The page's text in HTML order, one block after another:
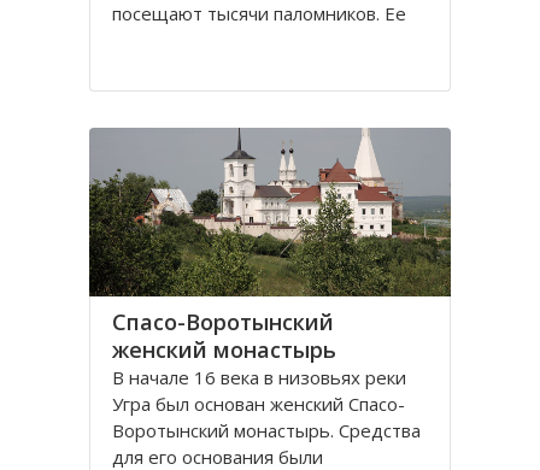
посещают тысячи паломников. Ее
Боровский монастырь, Тихонова
далеко не только за пределами
Спасо-Воротынский
женский монастырь
В начале 16 века в низовьях реки
Угра был основан женский Спасо-
Воротынский монастырь. Средства
для его основания были